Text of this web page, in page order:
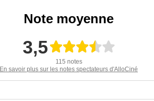
Note moyenne
3,5
115 notes
En savoir plus sur les notes spectateurs d'AlloCiné